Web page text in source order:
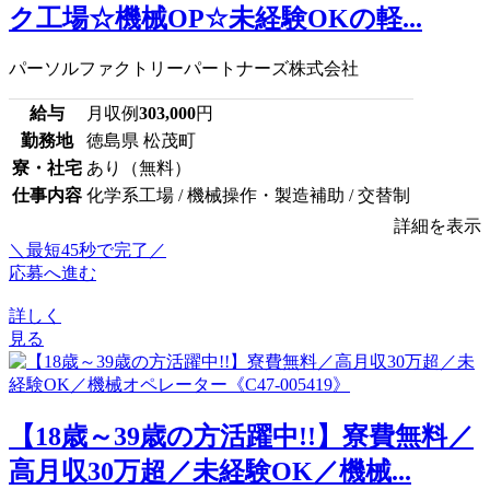
ク工場☆機械OP☆未経験OKの軽...
パーソルファクトリーパートナーズ株式会社
給与 月収例303,000円
勤務地
徳島県 松茂町
寮・社宅 あり（無料）
仕事内容 化学系工場 / 機械操作・製造補助 / 交替制
詳細を表示
＼最短45秒で完了／
応募へ進む
詳しく
見る
【18歳～39歳の方活躍中!!】寮費無料／
高月収30万超／未経験OK／機械...